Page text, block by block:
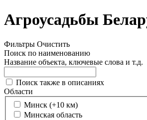
Агроусадьбы
Фильтры Очистить
Поиск по наименованию
Название объекта, ключевые слова и т.д.
Поиск также в описаниях
Области
Минск (+10 км)
Минская область